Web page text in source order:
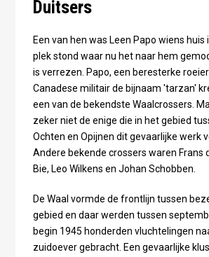
Duitsers
Een van hen was Leen Papo wiens huis
plek stond waar nu het naar hem
is verrezen. Papo, een beresterke
Canadese militair de bijnaam 'tarzan'
een van de bekendste Waalcrossers.
zeker niet de enige die in het gebied
Ochten en Opijnen dit gevaarlijke werk
Andere bekende crossers waren Frans
Bie, Leo Wilkens en Johan Schobben.
De Waal vormde de frontlijn tussen
gebied en daar werden tussen
begin 1945 honderden vluchtelingen
zuidoever gebracht. Een gevaarlijke